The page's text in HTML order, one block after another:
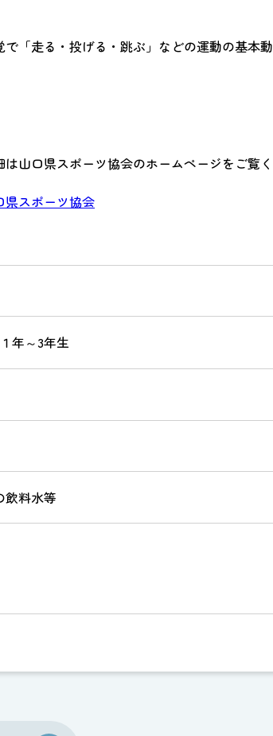
「走る・投げる・跳ぶ」などの運動の基本動
山口県スポーツ協会のホームページをご覧く
県スポーツ協会
年～3年生
飲料水等